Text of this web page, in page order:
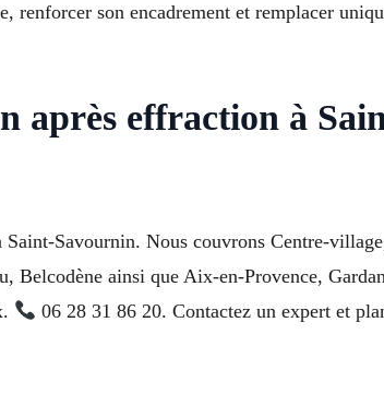
son encadrement et remplacer
après effraction à
Savournin. Nous couvrons Centre-
Belcodène ainsi que Aix-en-Provence,
06 28 31 86 20. Contactez un expert et